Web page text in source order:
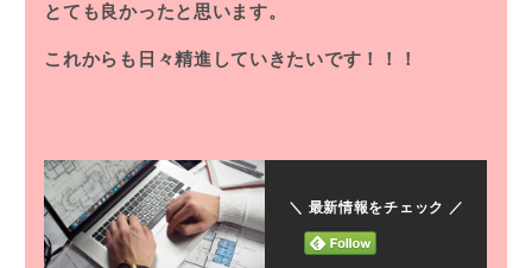
とても良かったと思います。
これからも日々精進していきたいです！！！
＼ 最新情報をチェック ／